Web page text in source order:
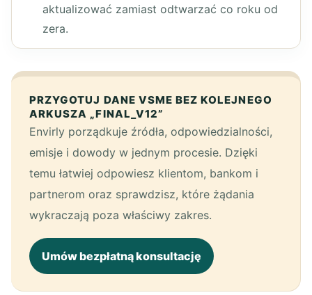
aktualizować zamiast odtwarzać co roku od
zera.
PRZYGOTUJ DANE VSME BEZ KOLEJNEGO
ARKUSZA „FINAL_V12”
Envirly porządkuje źródła, odpowiedzialności,
emisje i dowody w jednym procesie. Dzięki
temu łatwiej odpowiesz klientom, bankom i
partnerom oraz sprawdzisz, które żądania
wykraczają poza właściwy zakres.
Umów bezpłatną konsultację